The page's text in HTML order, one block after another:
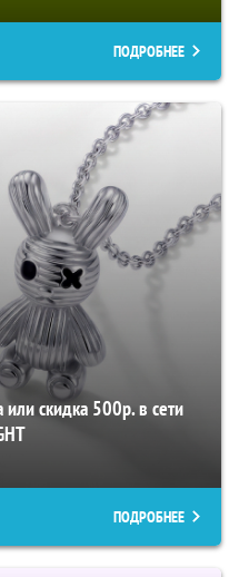
ПОДРОБНЕЕ
скидка 500р. в сети
ПОДРОБНЕЕ